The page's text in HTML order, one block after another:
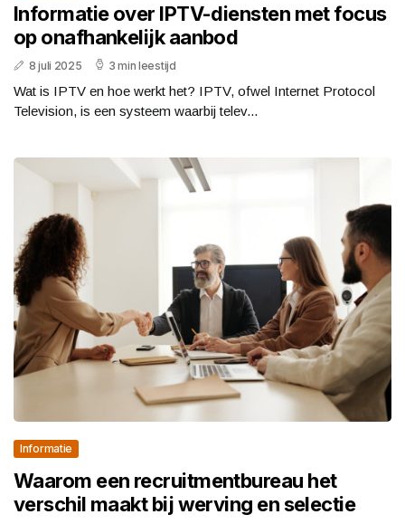
Informatie over IPTV-diensten met focus
op onafhankelijk aanbod
8 juli 2025 3 min leestijd
Wat is IPTV en hoe werkt het? IPTV, ofwel Internet Protocol
Television, is een systeem waarbij telev...
Informatie
Waarom een recruitmentbureau het
verschil maakt bij werving en selectie